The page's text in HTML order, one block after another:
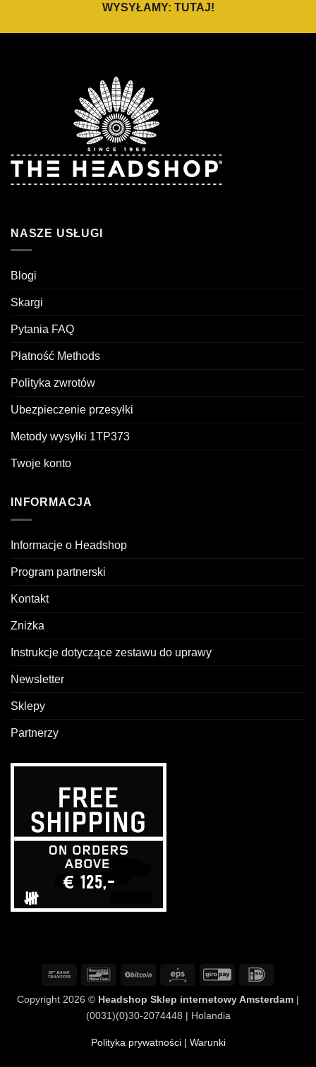
WYSYŁAMY: TUTAJ!
NASZE USŁUGI
Blogi
Skargi
Pytania FAQ
Płatność Methods
Polityka zwrotów
Ubezpieczenie przesyłki
Metody wysyłki 1TP373
Twoje konto
INFORMACJA
Informacje o Headshop
Program partnerski
Kontakt
Zniżka
Instrukcje dotyczące zestawu do uprawy
Newsletter
Sklepy
Partnerzy
Przelew
BancontactBitCoin Eps GiroPay
Copyright 2026 © Headshop Sklep internetowy Amsterdam |
(0031)(0)30-2074448 | Holandia
Polityka prywatności| Warunki